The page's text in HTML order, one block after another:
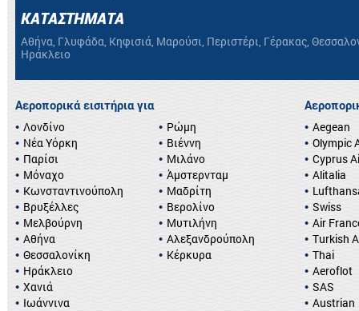
ΚΑΤΑΣΤΗΜΑΤΑ
Αθήνα, Γλυφάδα, Κηφισιά, Μαρούσι, Περιστέρι, Γέρακας,
Ηράκλειο
Αεροπορικά εισιτήρια για
Λονδίνο
Νέα Υόρκη
Παρίσι
Μόναχο
Κωνσταντινούπολη
Βρυξέλλες
Ρώμη
Βιέννη
Μιλάνο
Άμστερνταμ
Μαδρίτη
Βερολίνο
Μελβούρνη
Αθήνα
Θεσσαλονίκη
Ηράκλειο
Χανιά
Ιωάννινα
Μυτιλήνη
Αλεξανδρούπολη
Κέρκυρα
Aegean
Olympic
Cyprus
Alitalia
Swiss
Air
Turkish
Thai
Aeroflot
SAS
Austrian